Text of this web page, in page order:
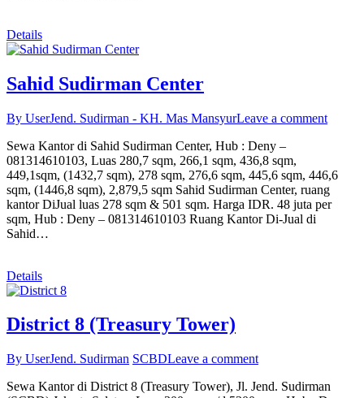
Details
Sahid Sudirman Center
By UserJend. Sudirman - KH. Mas MansyurLeave a comment
Sewa Kantor di Sahid Sudirman Center, Hub : Deny –
081314610103, Luas 280,7 sqm, 266,1 sqm, 436,8 sqm,
449,1sqm, (1432,7 sqm), 278 sqm, 276,6 sqm, 445,6 sqm, 446,6
sqm, (1446,8 sqm), 2,879,5 sqm Sahid Sudirman Center, ruang
kantor DiJual luas 278 sqm & 501 sqm. Harga IDR. 48 juta per
sqm, Hub : Deny – 081314610103 Ruang Kantor Di-Jual di
Sahid…
Details
District 8 (Treasury Tower)
By UserJend. Sudirman SCBDLeave a comment
Sewa Kantor di District 8 (Treasury Tower), Jl. Jend. Sudirman